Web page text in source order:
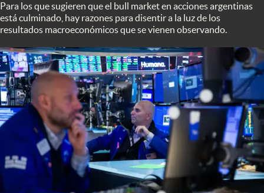
Infotechnology
Clima
Mundial 2026
Eventos Corporativos
El Cronista Studio
abre en nueva pestaña
Argentina
Para los que sugieren que el bull market en acciones argentinas
está culminado, hay razones para disentir a la luz de los
resultados macroeconómicos que se vienen observando.